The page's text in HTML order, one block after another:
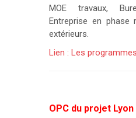
MOE travaux,
Entreprise en phase
extérieurs.
Lien : Les
OPC du projet